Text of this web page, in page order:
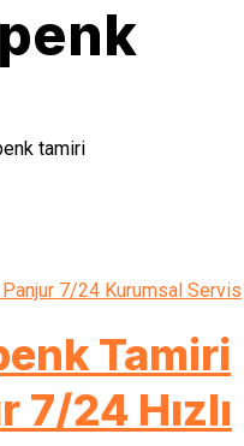
tamiri
Tamiri
24 Hızlı